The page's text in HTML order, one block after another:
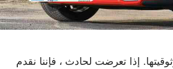
إذا تعرضت لحادث ، فإننا نقدم